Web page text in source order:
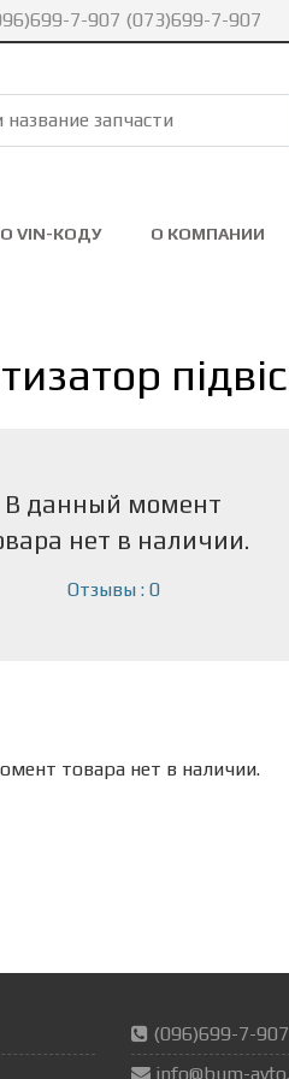
7-907 (073)699-7-907
VIN-КОДУ О КОМПАНИИ
В данный момент
нет в наличии.
Отзывы : 0
товара нет в наличии.
(096)699-7-
info@bum-